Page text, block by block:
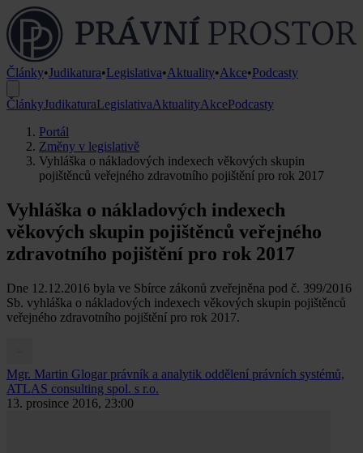
Články•Judikatura•Legislativa•Aktuality•Akce•Podcasty
ČlánkyJudikaturaLegislativaAktualityAkcePodcasty
Portál
Změny v legislativě
Vyhláška o nákladových indexech věkových skupin
pojištěnců veřejného zdravotního pojištění pro rok 2017
Vyhláška o nákladových indexech
věkových skupin pojištěnců veřejného
zdravotního pojištění pro rok 2017
Dne 12.12.2016 byla ve Sbírce zákonů zveřejněna pod č. 399/2016
Sb. vyhláška o nákladových indexech věkových skupin pojištěnců
veřejného zdravotního pojištění pro rok 2017.
Mgr. Martin Glogar právník a analytik oddělení právních systémů,
ATLAS consulting spol. s r.o.
13. prosince 2016, 23:00